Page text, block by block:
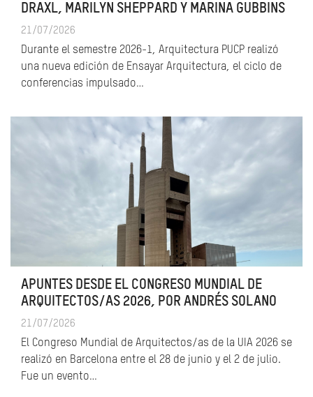
DRAXL, MARILYN SHEPPARD Y MARINA GUBBINS
21/07/2026
Durante el semestre 2026-1, Arquitectura PUCP realizó
una nueva edición de Ensayar Arquitectura, el ciclo de
conferencias impulsado…
APUNTES DESDE EL CONGRESO MUNDIAL DE
ARQUITECTOS/AS 2026, POR ANDRÉS SOLANO
21/07/2026
El Congreso Mundial de Arquitectos/as de la UIA 2026 se
realizó en Barcelona entre el 28 de junio y el 2 de julio.
Fue un evento…